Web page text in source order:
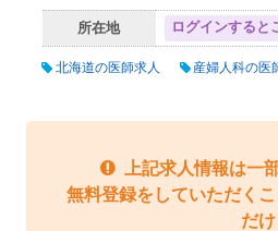
所在地 ログインすると
北海道の医師求人 産婦人科の医
上記求人情報は一
無料登録をしていただく
だけ